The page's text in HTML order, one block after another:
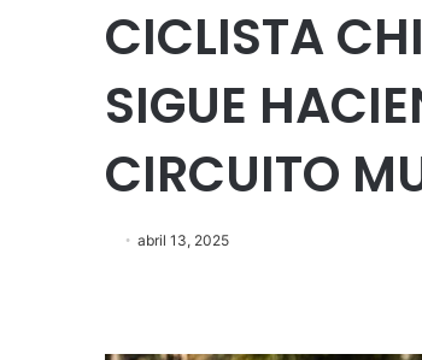
CICLISTA
SIGUE
CIRCUITO
abril 13, 2025